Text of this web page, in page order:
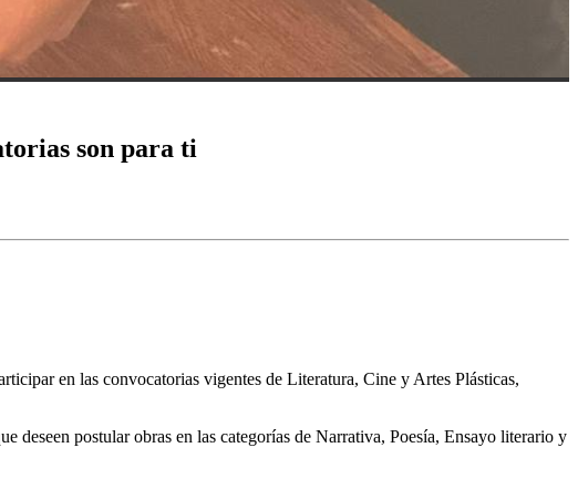
son para ti
en las convocatorias vigentes de Literatura, Cine y Artes Plásticas,
deseen postular obras en las categorías de Narrativa, Poesía, Ensayo literario y